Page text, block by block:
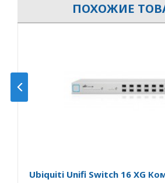
ПОХОЖИЕ
Ubiquiti Unifi Switch 16 XG